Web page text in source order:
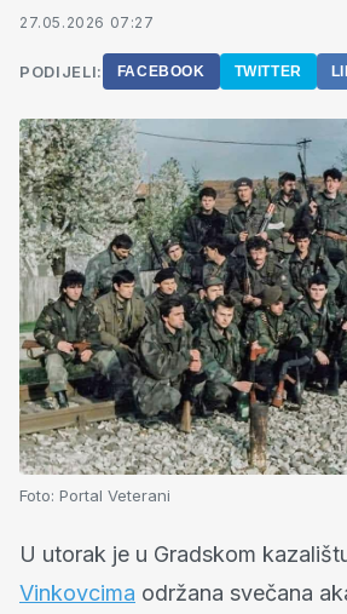
27.05.2026 07:27
PODIJELI: FACEBOOK TWITTER
Foto: Portal Veterani
U utorak je u Gradskom
Vinkovcima održana svečana